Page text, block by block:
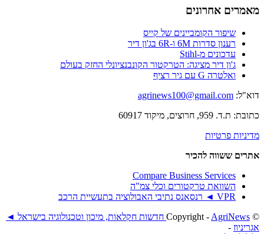
מאמרים אחרונים
שיפור הקומביינים של קייס
רענון סדרות 6M ו-6R בג'ון דיר
עדכונים מ-Stihl
ג'ון דיר מציגה: הטרקטור הקונבנציונלי החזק בעולם
ואלטרה G עם גיר רציף
דוא"ל: agrinews100@gmail.com
כתובת: ת.ד. 959, חרוצים, מיקוד 60917
מדיניות פרטיות
אתרים ששווה להכיר
Compare Business Services
השוואת טרקטורים וכלי צמ"ה
VPR ◄ רנסאנס נתיבי האבולוציה בתעשיית הרכב
© ‫Copyright -
AgriNews חדשות חקלאות, מיכון וטכנולוגיה בישראל ◄
אגריניוז -